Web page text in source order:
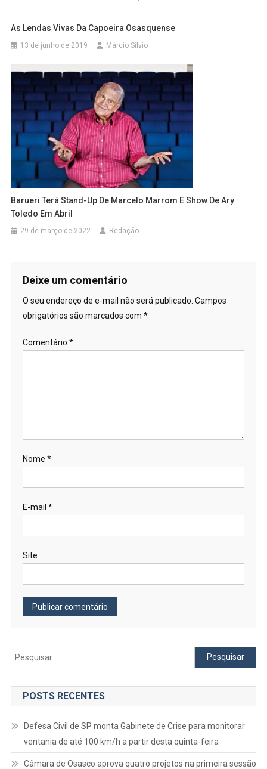
As Lendas Vivas Da Capoeira Osasquense
13 de junho de 2019 Márcio Silvio
Barueri Terá Stand-Up De Marcelo Marrom E Show De Ary
Toledo Em Abril
29 de março de 2022 Redação
Deixe um comentário
O seu endereço de e-mail não será publicado. Campos
obrigatórios são marcados com *
Comentário *
Nome *
E-mail *
Site
Pesquisar
por:
POSTS RECENTES
Defesa Civil de SP monta Gabinete de Crise para monitorar
ventania de até 100 km/h a partir desta quinta-feira
Câmara de Osasco aprova quatro projetos na primeira sessão